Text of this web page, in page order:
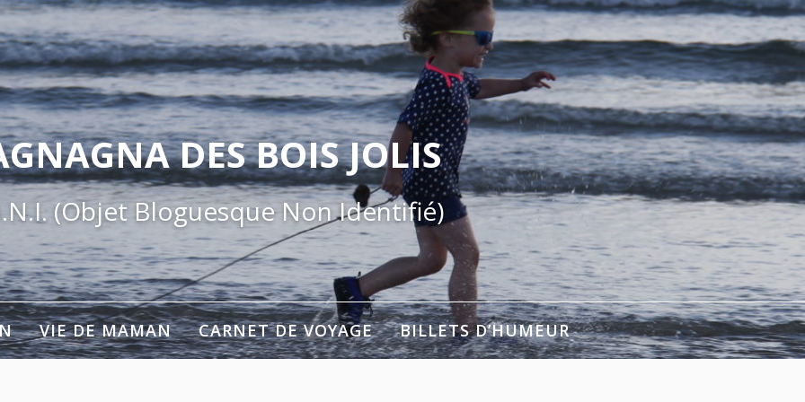
DES BOIS JOLIS
(Objet Bloguesque Non Identifié)
VIE DE MAMAN CARNET DE VOYAGE BILLETS D’HUMEUR